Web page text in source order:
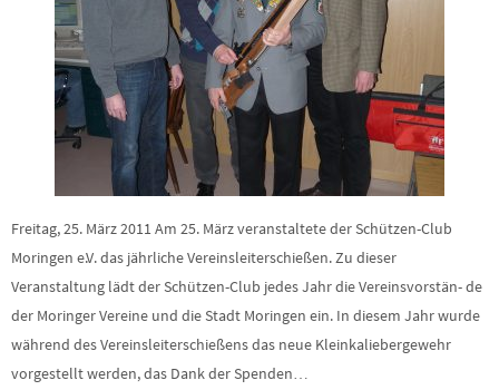
Freitag, 25. März 2011 Am 25. März veranstaltete der Schützen-Club
Moringen e.V. das jährliche Vereinsleiterschießen. Zu dieser
Veranstaltung lädt der Schützen-Club jedes Jahr die Vereinsvorstän- de
der Moringer Vereine und die Stadt Moringen ein. In diesem Jahr wurde
während des Vereinsleiterschießens das neue Kleinkaliebergewehr
vorgestellt werden, das Dank der Spenden…